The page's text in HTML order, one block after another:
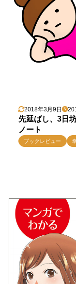
2018年3月9日
先延ばし、3日
ノート
ブックレビュー